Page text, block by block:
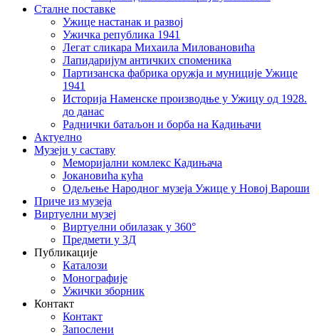
Сталне поставке
Ужице настанак и развој
Ужичка република 1941
Легат сликара Михаила Миловановића
Лапидаријум античких споменика
Партизанска фабрика оружја и муниције Ужице
1941
Историја Наменске производње у Ужицу од 1928.
до данас
Раднички батаљон и борба на Кадињачи
Актуелно
Музеји у саставу
Меморијални комлекс Кадињача
Јокановића кућа
Oдељење Народног музеја Ужице у Новој Вароши
Приче из музеја
Виртуелни музеј
Виртуелни обилазак у 360°
Предмети у 3Д
Публикације
Каталози
Монографије
Ужички зборник
Контакт
Контакт
Запослени